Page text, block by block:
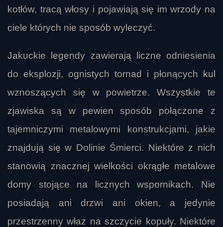
kotłów, tracą włosy i pojawiają się im wrzody na
ciele których nie sposób wyleczyć.
Jakuckie legendy zawierają liczne odniesienia
do eksplozji, ognistych tornad i płonących kul
wznoszących się w powietrze. Wszystkie te
zjawiska są w pewien sposób połączone z
tajemniczymi metalowymi konstrukcjami, jakie
znajdują się w Dolinie Śmierci. Niektóre z nich
stanowią znacznej wielkości okrągłe metalowe
domy stojące na licznych wspornikach. Nie
posiadają ani drzwi ani okien, a jedynie
przestrzenny właz na szczycie kopuły. Niektóre